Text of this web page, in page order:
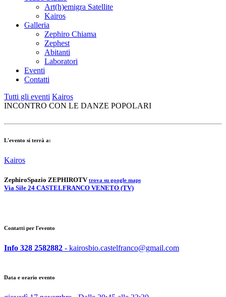
Art(h)emigra Satellite
Kairos
Galleria
Zephiro Chiama
Zephest
Abitanti
Laboratori
Eventi
Contatti
Tutti gli eventi Kairos
INCONTRO CON LE DANZE POPOLARI
L'evento si terrà a:
Kairos
ZephiroSpazio ZEPHIROTV trova su google maps
Via Sile 24 CASTELFRANCO VENETO (TV)
Contatti per l'evento
Info 328 2582882 - kairosbio.castelfranco@gmail.com
Data e orario evento